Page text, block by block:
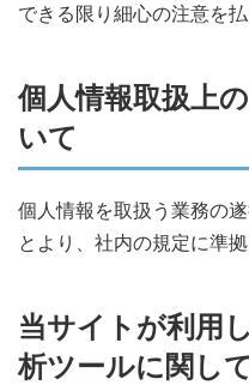
できる限り細心の注意を
個人情報取扱上
いて
個人情報を取扱う業務の
とより、社内の規定に準
当サイトが利用
析ツールに関して